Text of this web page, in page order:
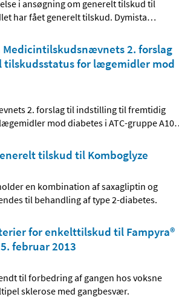
i ansøgning om generelt tilskud til
har fået generelt tilskud. Dymista…
Medicintilskuds­nævnets 2. forslag
for lægemidler mod
2. forslag til indstilling til fremtidig
mod diabetes i ATC-gruppe A10
tilskud til Komboglyze
en kombination af saxagliptin og
til behandling af type 2-diabetes.
for enkelttilskud til Fampyra®
februar 2013
til forbedring af gangen hos voksne
sklerose med gangbesvær.